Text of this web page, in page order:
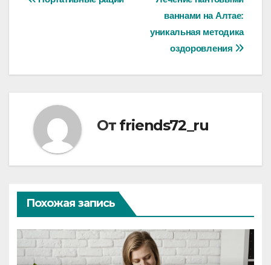
ваннами на Алтае:
уникальная методика
оздоровления
От friends72_ru
Похожая запись